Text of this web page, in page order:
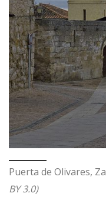
Puerta de Olivares,
BY 3.0)